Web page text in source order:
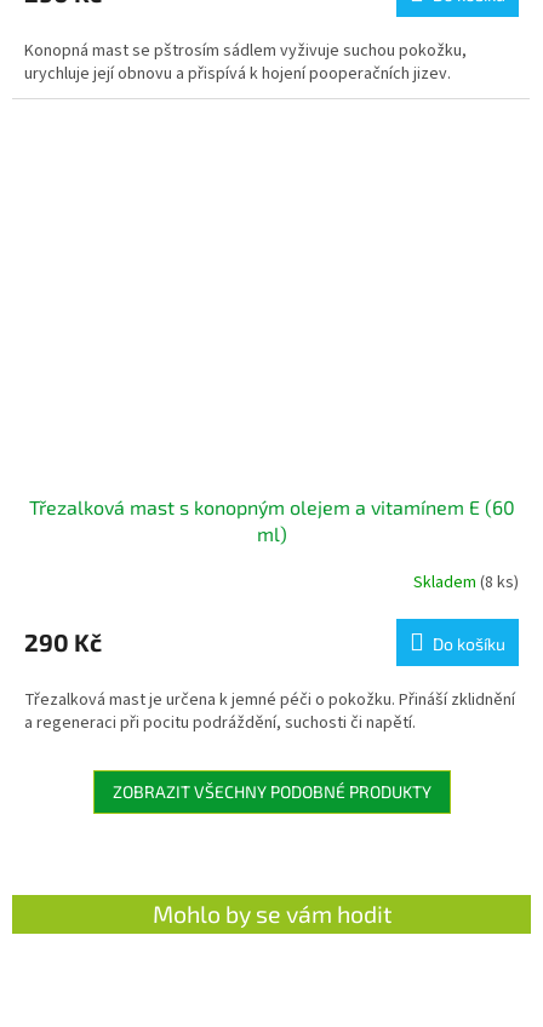
Mohlo by se vám hodit
je
z
5
hvězdiček.
Konopná mast se pštrosím sádlem vyživuje suchou pokožku,
urychluje její obnovu a přispívá k hojení pooperačních jizev.
Třezalková mast s konopným olejem a vitamínem E (60
ml)
Skladem (8 ks)
290 Kč Do košíku
Třezalková mast je určena k jemné péči o pokožku. Přináší zklidnění
a regeneraci při pocitu podráždění, suchosti či napětí.
ZOBRAZIT VŠECHNY PODOBNÉ PRODUKTY